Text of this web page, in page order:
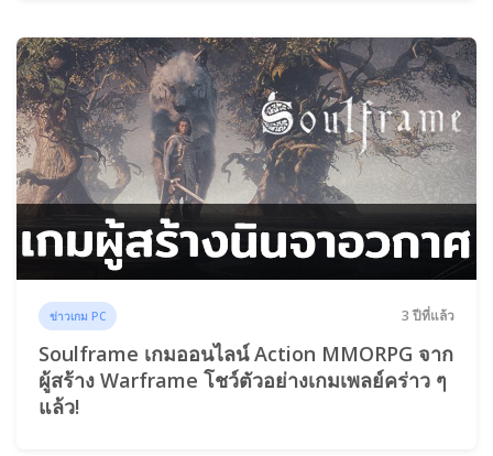
ข่าวเกม PC 3 ปีที่แล้ว
Soulframe เกมออนไลน์ Action MMORPG จาก
ผู้สร้าง Warframe โชว์ตัวอย่างเกมเพลย์คร่าว ๆ
แล้ว!